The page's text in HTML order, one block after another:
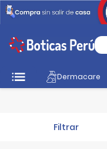
Dermacare
Inicio Promociones
Filtrar